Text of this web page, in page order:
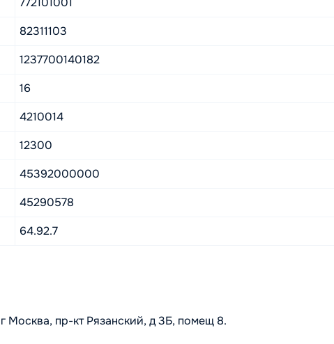
82311103
1237700140182
16
4210014
12300
45392000000
45290578
64.92.7
пр-кт Рязанский, д 3Б, помещ 8.